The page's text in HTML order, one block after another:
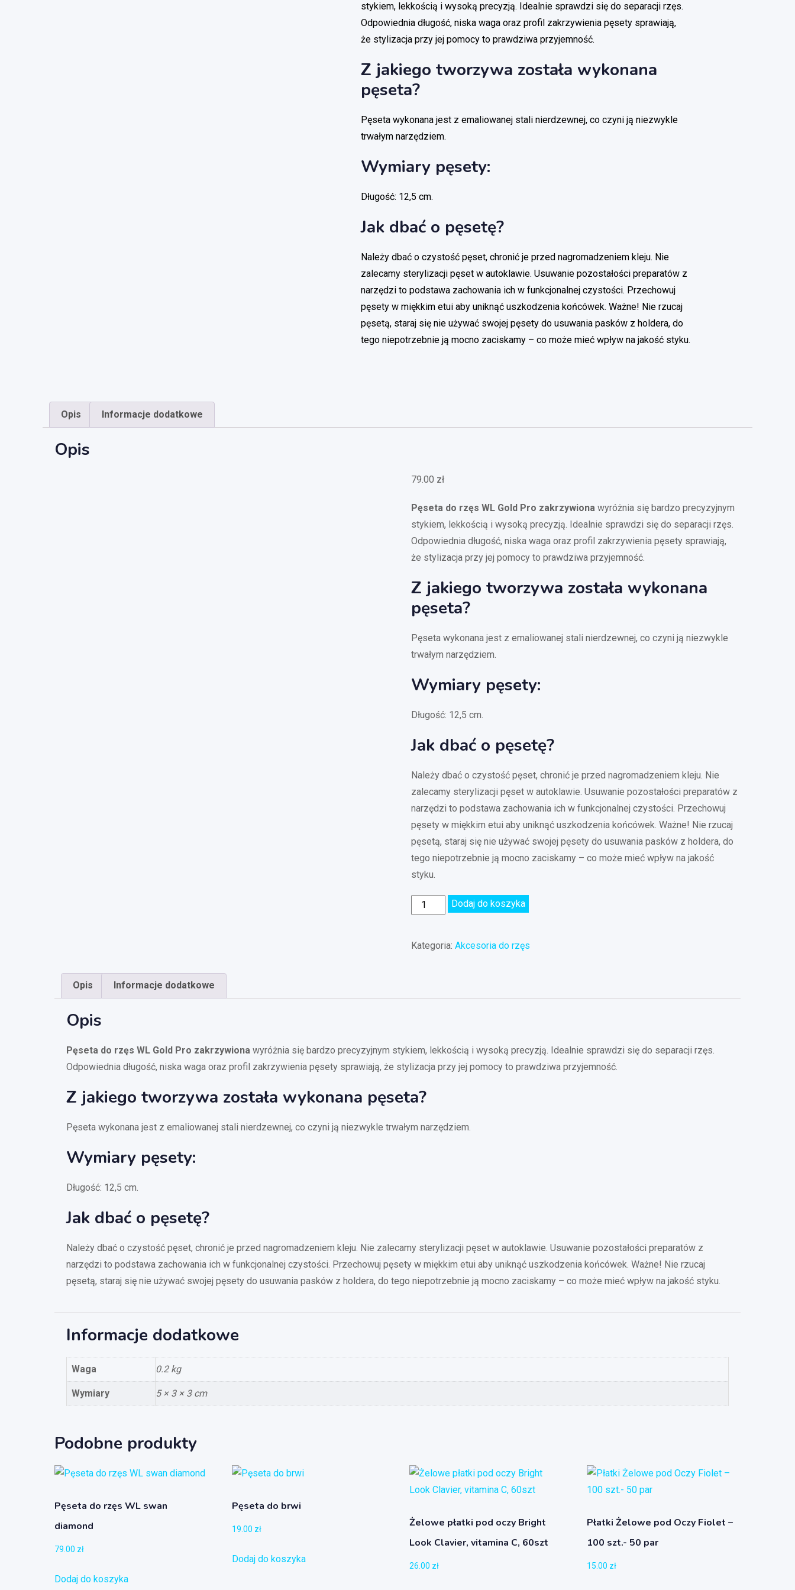
stykiem, lekkością i wysoką precyzją. Idealnie sprawdzi się do separacji rzęs.
Odpowiednia długość, niska waga oraz profil zakrzywienia pęsety sprawiają,
że stylizacja przy jej pomocy to prawdziwa przyjemność.
Z jakiego tworzywa została wykonana
pęseta?
Pęseta wykonana jest z emaliowanej stali nierdzewnej, co czyni ją niezwykle
trwałym narzędziem.
Wymiary pęsety:
Długość: 12,5 cm.
Jak dbać o pęsetę?
Należy dbać o czystość pęset, chronić je przed nagromadzeniem kleju. Nie
zalecamy sterylizacji pęset w autoklawie. Usuwanie pozostałości preparatów z
narzędzi to podstawa zachowania ich w funkcjonalnej czystości. Przechowuj
pęsety w miękkim etui aby uniknąć uszkodzenia końcówek. Ważne! Nie rzucaj
pęsetą, staraj się nie używać swojej pęsety do usuwania pasków z holdera, do
tego niepotrzebnie ją mocno zaciskamy – co może mieć wpływ na jakość styku.
Opis Informacje dodatkowe
Opis
79.00 zł
Pęseta do rzęs WL Gold Pro zakrzywiona wyróżnia się bardzo precyzyjnym
stykiem, lekkością i wysoką precyzją. Idealnie sprawdzi się do separacji rzęs.
Odpowiednia długość, niska waga oraz profil zakrzywienia pęsety sprawiają,
że stylizacja przy jej pomocy to prawdziwa przyjemność.
Z jakiego tworzywa została wykonana
pęseta?
Pęseta wykonana jest z emaliowanej stali nierdzewnej, co czyni ją niezwykle
trwałym narzędziem.
Wymiary pęsety:
Długość: 12,5 cm.
Jak dbać o pęsetę?
Należy dbać o czystość pęset, chronić je przed nagromadzeniem kleju. Nie
zalecamy sterylizacji pęset w autoklawie. Usuwanie pozostałości preparatów z
narzędzi to podstawa zachowania ich w funkcjonalnej czystości. Przechowuj
pęsety w miękkim etui aby uniknąć uszkodzenia końcówek. Ważne! Nie rzucaj
pęsetą, staraj się nie używać swojej pęsety do usuwania pasków z holdera, do
tego niepotrzebnie ją mocno zaciskamy – co może mieć wpływ na jakość
styku.
Dodaj do koszyka
Kategoria:Akcesoria do rzęs
Opis Informacje dodatkowe
Opis
Pęseta do rzęs WL Gold Pro zakrzywiona wyróżnia się bardzo precyzyjnym stykiem, lekkością i wysoką precyzją. Idealnie sprawdzi się do separacji rzęs.
Odpowiednia długość, niska waga oraz profil zakrzywienia pęsety sprawiają, że stylizacja przy jej pomocy to prawdziwa przyjemność.
Z jakiego tworzywa została wykonana pęseta?
Pęseta wykonana jest z emaliowanej stali nierdzewnej, co czyni ją niezwykle trwałym narzędziem.
Wymiary pęsety:
Długość: 12,5 cm.
Jak dbać o pęsetę?
Należy dbać o czystość pęset, chronić je przed nagromadzeniem kleju. Nie zalecamy sterylizacji pęset w autoklawie. Usuwanie pozostałości preparatów z
narzędzi to podstawa zachowania ich w funkcjonalnej czystości. Przechowuj pęsety w miękkim etui aby uniknąć uszkodzenia końcówek. Ważne! Nie rzucaj
pęsetą, staraj się nie używać swojej pęsety do usuwania pasków z holdera, do tego niepotrzebnie ją mocno zaciskamy – co może mieć wpływ na jakość styku.
Informacje dodatkowe
Waga 0.2 kg
Wymiary 5 × 3 × 3 cm
Podobne produkty
Pęseta do rzęs WL swan
diamond
79.00 zł
Dodaj do koszyka
Pęseta do brwi
19.00 zł
Dodaj do koszyka
Żelowe płatki pod oczy Bright
Look Clavier, vitamina C, 60szt
26.00 zł
Płatki Żelowe pod Oczy Fiolet –
100 szt.- 50 par
15.00 zł